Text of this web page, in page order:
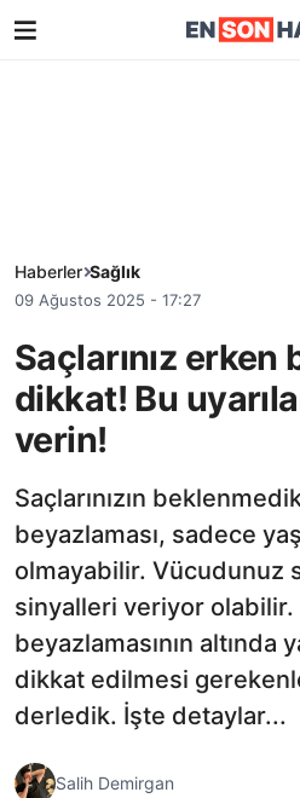
Haberler Sağlık
09 Ağustos 2025 - 17:27
Saçlarınız erken
dikkat! Bu
verin!
Saçlarınızın
beyazlaması, sadece
olmayabilir. Vücudunuz
sinyalleri veriyor olabilir.
beyazlamasının altında
dikkat edilmesi
derledik. İşte detaylar...
Salih Demirgan